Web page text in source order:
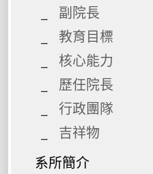
副院長
教育目標
核心能力
歷任院長
行政團隊
吉祥物
系所簡介